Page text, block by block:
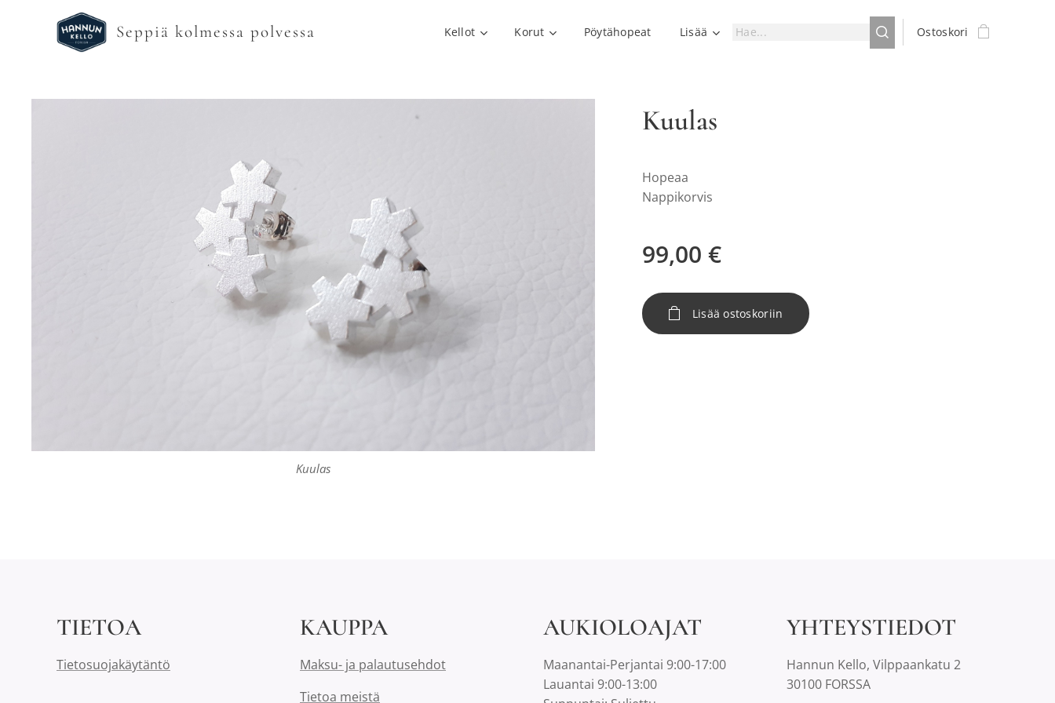
Seppiä kolmessa polvessa Kellot Korut Pöytähopeat Lisää Ostoskori
Kuulas
Kuulas
Hopeaa
Nappikorvis
99,00 €
Lisää ostoskoriin
TIETOA
Tietosuojakäytäntö
KAUPPA
Maksu- ja palautusehdot
Tietoa meistä
AUKIOLOAJAT
Maanantai-Perjantai 9:00-17:00
Lauantai 9:00-13:00
YHTEYSTIEDOT
Hannun Kello, Vilppaankatu 2
30100 FORSSA